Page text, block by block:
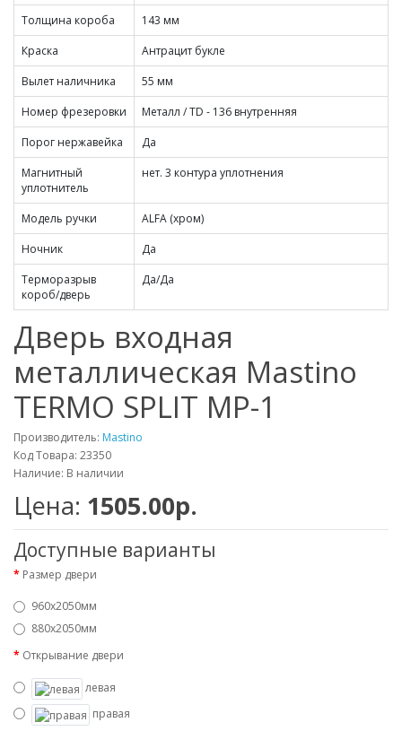
Толщина короба
143 мм
Краска
Антрацит букле
Вылет наличника
55 мм
Номер фрезеровки
Металл / TD - 136 внутренняя
Порог нержавейка
Да
Магнитный
уплотнитель
нет. 3 контура уплотнения
Модель ручки
ALFA (хром)
Ночник
Да
Терморазрыв
короб/дверь
Да/Да
Дверь входная
металлическая Mastino
TERMO SPLIT MP-1
Производитель: Mastino
Код Товара: 23350
Наличие: В наличии
Цена: 1505.00р.
Доступные варианты
Размер двери
960х2050мм
880х2050мм
Открывание двери
левая
правая